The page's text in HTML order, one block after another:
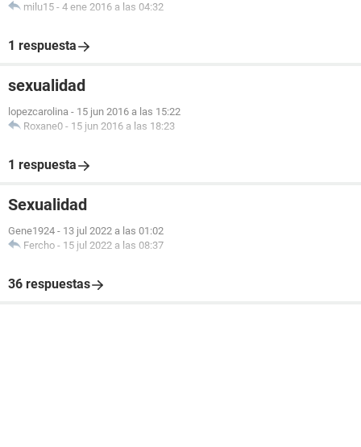
milu15 - 4 ene 2016 a las 04:32
1 respuesta
sexualidad
lopezcarolina - 15 jun 2016 a las 15:22
Roxane0 - 15 jun 2016 a las 18:23
1 respuesta
Sexualidad
Gene1924 - 13 jul 2022 a las 01:02
Fercho - 15 jul 2022 a las 08:37
36 respuestas